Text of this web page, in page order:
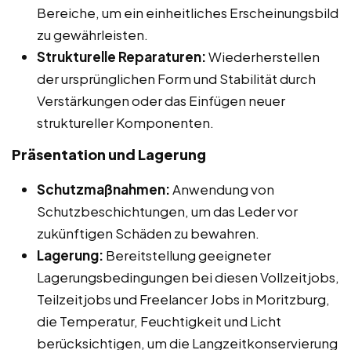
Bereiche, um ein einheitliches Erscheinungsbild
zu gewährleisten.
Strukturelle Reparaturen:Wiederherstellen
der ursprünglichen Form und Stabilität durch
Verstärkungen oder das Einfügen neuer
struktureller Komponenten.
Präsentation und Lagerung
Schutzmaßnahmen:Anwendung von
Schutzbeschichtungen, um das Leder vor
zukünftigen Schäden zu bewahren.
Lagerung: Bereitstellung geeigneter
Lagerungsbedingungen bei diesen Vollzeitjobs,
Teilzeitjobs und Freelancer Jobs in Moritzburg,
die Temperatur, Feuchtigkeit und Licht
berücksichtigen, um die Langzeitkonservierung